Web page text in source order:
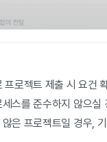
프로젝트 제출 시 요건
스를 준수하지 않으
은 프로젝트일 경우,